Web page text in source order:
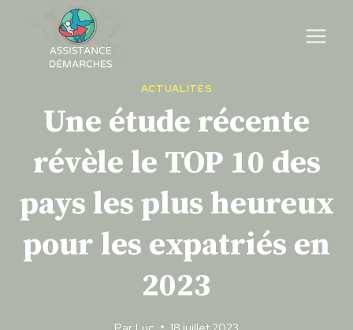
content
ACTUALITÉS
Une étude récente
révèle le TOP 10 des
pays les plus heureux
pour les expatriés en
2023
Par Luc 18 juillet 2023